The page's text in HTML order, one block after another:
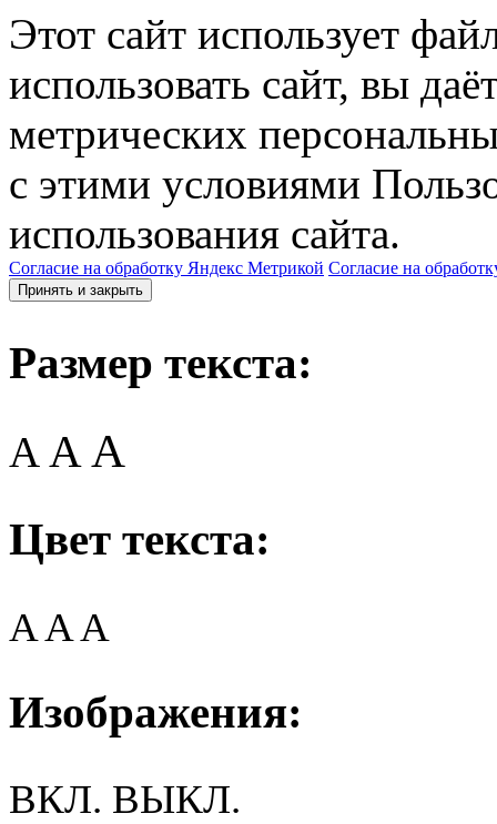
Этот сайт использует
использовать сайт, вы
метрических
с этими условиями
использования сайта.
Согласие на обработку Яндекс Метрикой Согласие на
Принять и закрыть
Размер текста:
A AA
Цвет текста:
AAA
Изображения:
ВКЛ. ВЫКЛ.